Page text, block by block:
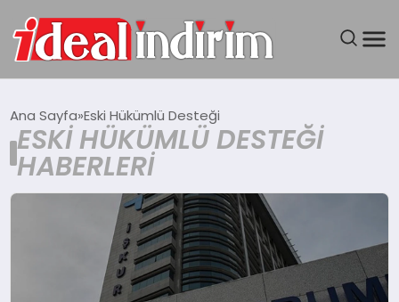
BILGISAYAR
DÜNYA
Ana Sayfa Eski Hükümlü Desteği
ESKI HÜKÜMLÜ DESTEĞI
HABERLERI